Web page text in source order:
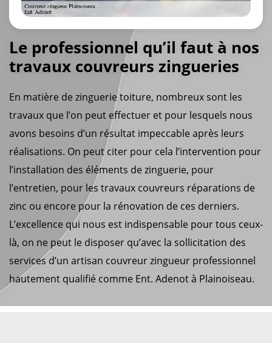
Le professionnel qu’il faut à nos
travaux couvreurs zingueries
En matière de zinguerie toiture, nombreux sont les
travaux que l’on peut effectuer et pour lesquels nous
avons besoins d’un résultat impeccable après leurs
réalisations. On peut citer pour cela l’intervention pour
l’installation des éléments de zinguerie, pour
l’entretien, pour les travaux couvreurs réparations de
zinc ou encore pour la rénovation de ces derniers.
L’excellence qui nous est indispensable pour tous ceux-
là, on ne peut le disposer qu’avec la sollicitation des
services d’un artisan couvreur zingueur professionnel
hautement qualifié comme Ent. Adenot à Plainoiseau.